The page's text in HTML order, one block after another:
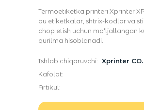
Termoetiketka printeri Xprinter
bu etiketkalar, shtrix-kodlar va
chop etish uchun mo‘ljallangan
qurilma hisoblanadi.
Ishlab chiqaruvchi: Xprinter CO.
Kafolat:
Artikul: